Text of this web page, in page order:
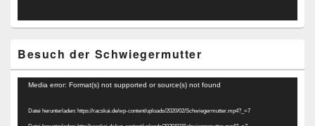
Besuch der Schwiegermutter
Video-
Media error: Format(s) not supported or source(s) not found
Datei herunterladen: https://racskai.de/wp-content/uploads/2020/02/Schwiegermutter.mp4?_=7